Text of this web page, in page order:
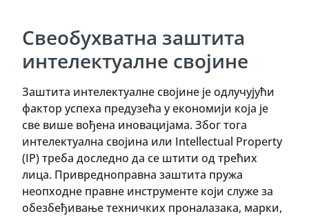
Свеобухватна заштита
интелектуалне својине
Заштита интелектуалне својине је одлучујући
фактор успеха предузећа у економији која је
све више вођена иновацијама. Због тога
интелектуална својина или Intellectual Property
(IP) треба доследно да се штити од трећих
лица. Привредноправна заштита пружа
неопходне правне инструменте који служе за
обезбеђивање техничких проналазака, марки,